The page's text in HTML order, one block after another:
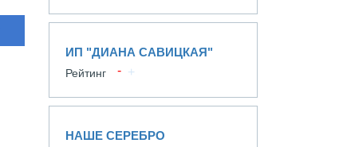
ИП "ДИАНА САВИЦКАЯ"
Рейтинг
НАШЕ СЕРЕБРО